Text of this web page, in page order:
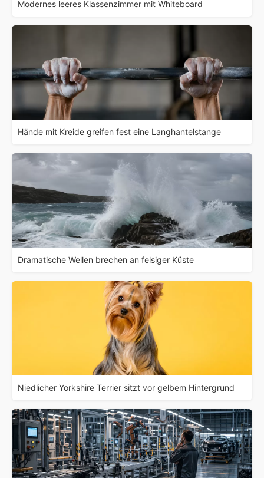
Modernes leeres Klassenzimmer mit Whiteboard
Hände mit Kreide greifen fest eine Langhantelstange
Dramatische Wellen brechen an felsiger Küste
Niedlicher Yorkshire Terrier sitzt vor gelbem Hintergrund